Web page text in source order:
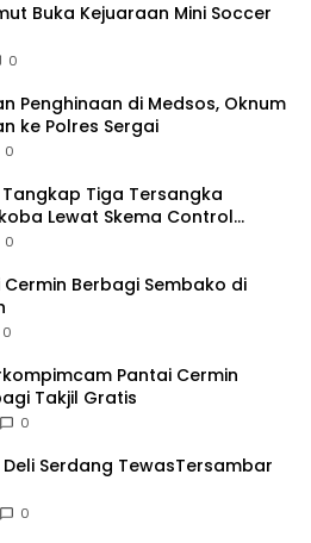
Buka Kejuaraan Mini Soccer
0
Penghinaan di Medsos, Oknum
ke Polres Sergai
0
Tangkap Tiga Tersangka
Lewat Skema Control
0
Cermin Berbagi Sembako di
0
Pantai Cermin
Berbagi Takjil Gratis
0
Serdang TewasTersambar
0